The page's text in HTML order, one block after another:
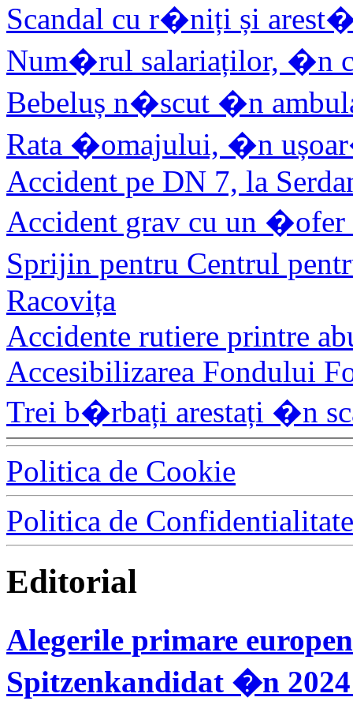
Scandal cu r�niți și
Num�rul salariaților, �n
Bebeluș n�scut �n
Rata �omajului, �n
Accident pe DN 7, la
Accident grav cu un
Sprijin pentru Centrul
Racovița
Accidente rutiere printre
Accesibilizarea Fondului
Trei b�rbați arestați �n
Politica de Cookie
Politica de Confidentialitate
Editorial
Alegerile primare
Spitzenkandidat �n